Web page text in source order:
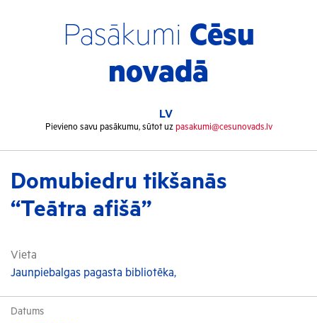
Pasākumi Cēsu
novadā
LV
Pievieno savu pasākumu, sūtot uz pasakumi@cesunovads.lv
Domubiedru tikšanās
“Teātra afišā”
Vieta
Jaunpiebalgas pagasta bibliotēka,
Datums